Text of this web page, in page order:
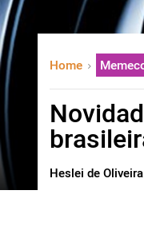
中文
한국어
العربية
ไทย
ქართული
Home
Heslei de Oliveira